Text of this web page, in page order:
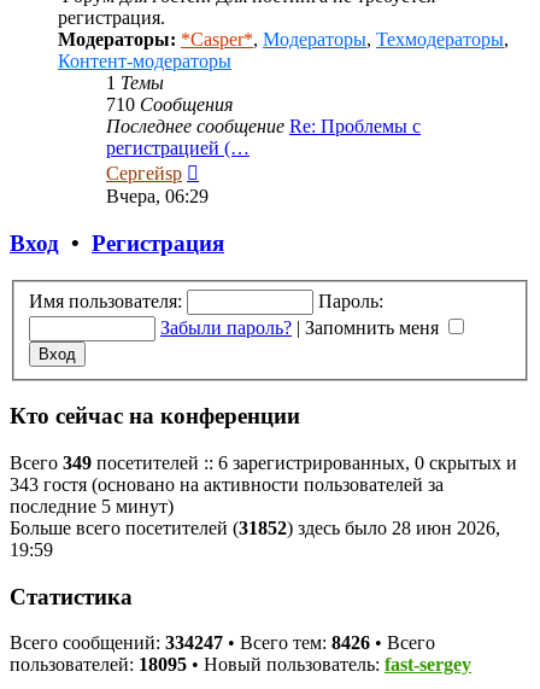
регистрация.
Модераторы: *Casper*, Модераторы, Техмодераторы,
Контент-модераторы
1 Темы
710 Сообщения
Последнее сообщение Re: Проблемы с
регистрацией (…
Сергейsp
к
Вчера, 06:29
Вход • Регистрация
Имя пользователя:
Пароль:
Забыли пароль? | Запомнить меня
Кто сейчас на конференции
Всего 349 посетителей :: 6 зарегистрированных, 0 скрытых и
343 гостя (основано на активности пользователей за
последние 5 минут)
Больше всего посетителей (31852) здесь было 28 июн 2026,
19:59
Статистика
Всего сообщений: 334247 • Всего тем: 8426 • Всего
пользователей: 18095 • Новый пользователь: fast-sergey